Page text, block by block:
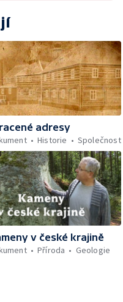
adresy
Historie Společnost
v české krajině
Příroda Geologie